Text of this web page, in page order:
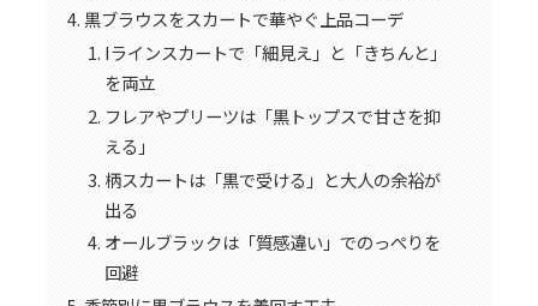
黒ブラウスをスカートで華やぐ上品コーデ
Iラインスカートで「細見え」と「きちんと」
を両立
フレアやプリーツは「黒トップスで甘さを抑
える」
柄スカートは「黒で受ける」と大人の余裕が
出る
オールブラックは「質感違い」でのっぺりを
回避